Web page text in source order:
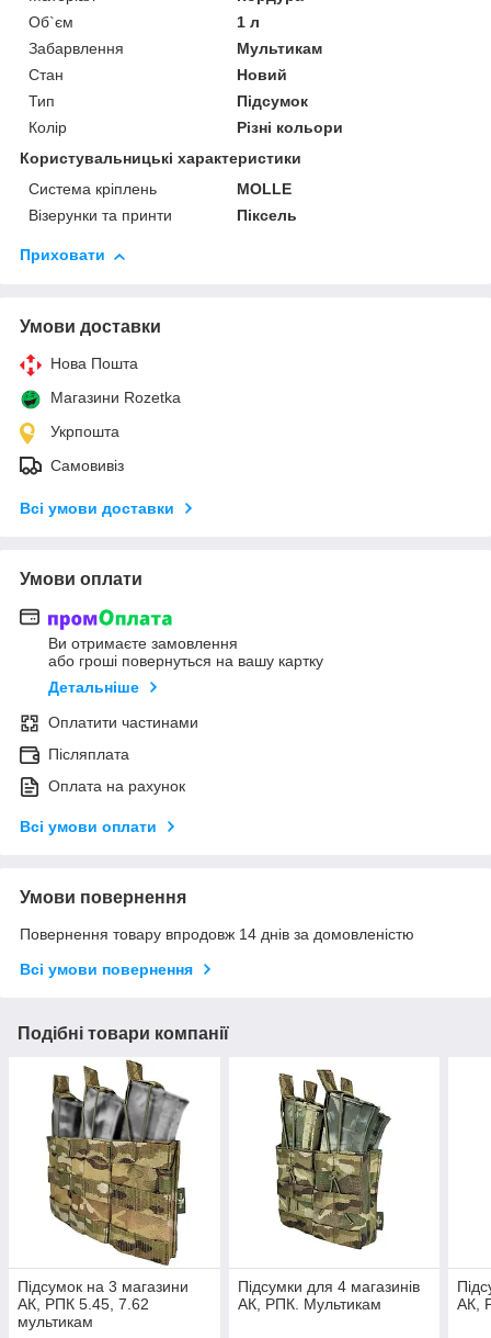
Об`єм
1 л
Забарвлення
Мультикам
Стан
Новий
Тип
Підсумок
Колір
Різні кольори
Користувальницькі характеристики
Система кріплень
MOLLE
Візерунки та принти
Піксель
Приховати
Умови доставки
Нова Пошта
Магазини Rozetka
Укрпошта
Самовивіз
Всі умови доставки
Умови оплати
Ви отримаєте замовлення
або гроші повернуться на вашу картку
Детальніше
Оплатити частинами
Післяплата
Оплата на рахунок
Всі умови оплати
Умови повернення
Повернення товару впродовж 14 днів за домовленістю
Всі умови повернення
Подібні товари компанії
Підсумок на 3 магазини
АК, РПК 5.45, 7.62
мультикам
Підсумки для 4 магазинів
АК, РПК. Мультикам
АК,